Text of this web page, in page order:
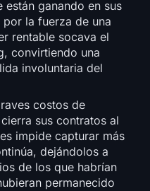
están ganando en sus
la fuerza de una
rentable socava el
convirtiendo una
involuntaria del
costos de
sus contratos al
impide capturar más
dejándolos a
de los que habrían
permanecido